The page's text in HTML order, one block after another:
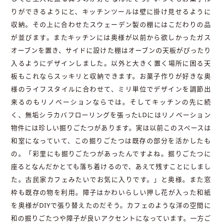
りができるようにと、キッチンツールは壁に掛け見せるように
収納。その上に合わせたスウェーデン製の棚にはこだわりの品
が並びます。またキッチンには奥様が以前から欲しかったガス
オーブンを置き、サイドに設けた棚はオーブンの天板がぴったり
入るようにデザインしました。以外と大きく置く場所に困る天
板もこれならスッキリと収納できます。お菓子作りが好きな奥
様のライフスタイルに合わせて、ミリ単位でデザインを調節出
来るのもリノベーションならでは。そしてキッチンの先に続
く、無垢シラカバフローリングを張ったLDにはリノベーション
物件には珍しい掘りごたつがあります。実は以前このスペースは
和室になっていて、この掘りごたつは既存の部分を活かしたも
の。「彩里にも掘りごたつがあったんですよね。掘りごたつに
座るとなんだかとても落ち着けるので、あえて残すことにしまし
た。古民家カフェみたいでお気に入りです。」と奥様。また窓
枠も既存の物を利用。障子はかわいらしい押し花が入った和紙
を奥様がDIYで張り替えたのだそう。カフェのような洋の空間に
和の掘りごたつや障子が良いアクセントになっています。一方ご